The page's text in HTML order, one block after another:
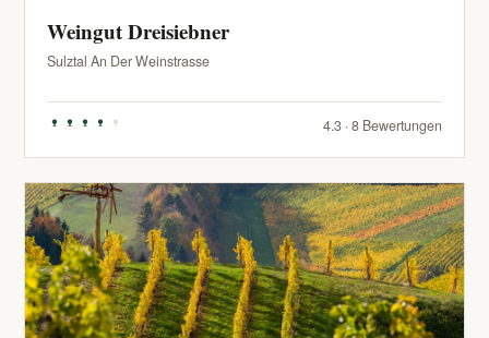
Weingut Dreisiebner
Sulztal An Der Weinstrasse
4.3 · 8 Bewertungen